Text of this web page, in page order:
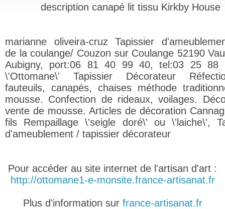
description canapé lit tissu Kirkby House
marianne oliveira-cruz Tapissier
de la coulange/ Couzon sur Coulange 52190
Aubigny, port:06 81 40 99 40, tel:03 25 88
\'Ottomane\' Tapissier Décorateur
fauteuils, canapés, chaises méthode
mousse. Confection de rideaux, voilages.
vente de mousse. Articles de décoration
fils Rempaillage \'seigle doré\' ou \'laiche\',
d'ameublement / tapissier décorateur
Pour accéder au site internet de l'artisan d'art :
http://ottomane1-e-monsite.france-artisanat.fr
Plus d'information sur france-artisanat.fr